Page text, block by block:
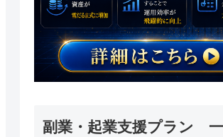
副業・起業支援プラン